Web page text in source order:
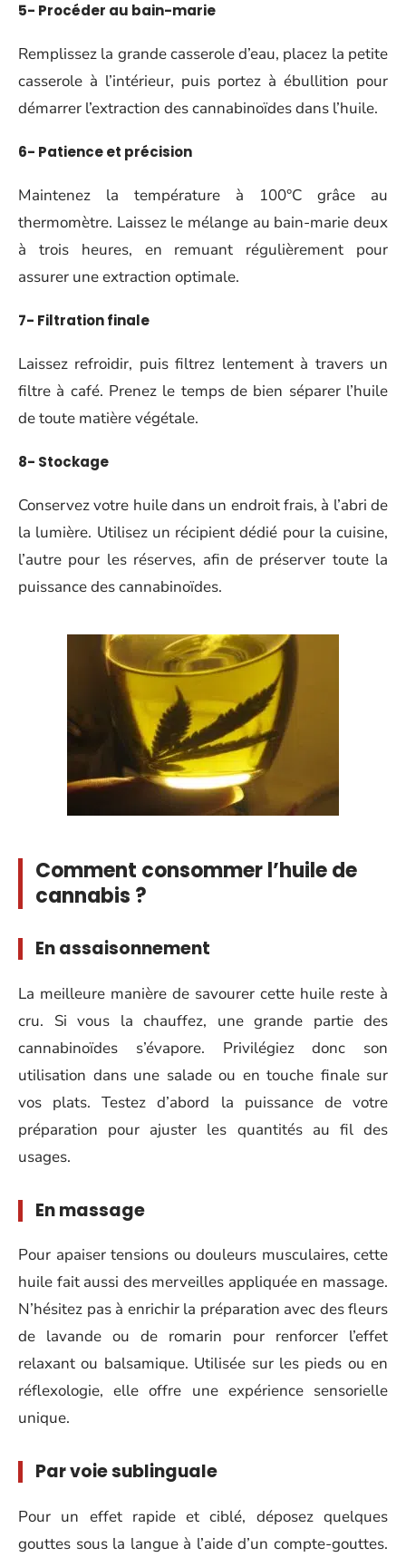
5- Procéder au bain-marie
Remplissez la grande casserole d’eau, placez la petite
casserole à l’intérieur, puis portez à ébullition pour
démarrer l’extraction des cannabinoïdes dans l’huile.
6- Patience et précision
Maintenez la température à 100°C grâce au
thermomètre. Laissez le mélange au bain-marie deux
à trois heures, en remuant régulièrement pour
assurer une extraction optimale.
7- Filtration finale
Laissez refroidir, puis filtrez lentement à travers un
filtre à café. Prenez le temps de bien séparer l’huile
de toute matière végétale.
8- Stockage
Conservez votre huile dans un endroit frais, à l’abri de
la lumière. Utilisez un récipient dédié pour la cuisine,
l’autre pour les réserves, afin de préserver toute la
puissance des cannabinoïdes.
Comment consommer l’huile de
cannabis ?
En assaisonnement
La meilleure manière de savourer cette huile reste à
cru. Si vous la chauffez, une grande partie des
cannabinoïdes s’évapore. Privilégiez donc son
utilisation dans une salade ou en touche finale sur
vos plats. Testez d’abord la puissance de votre
préparation pour ajuster les quantités au fil des
usages.
En massage
Pour apaiser tensions ou douleurs musculaires, cette
huile fait aussi des merveilles appliquée en massage.
N’hésitez pas à enrichir la préparation avec des fleurs
de lavande ou de romarin pour renforcer l’effet
relaxant ou balsamique. Utilisée sur les pieds ou en
réflexologie, elle offre une expérience sensorielle
unique.
Par voie sublinguale
Pour un effet rapide et ciblé, déposez quelques
gouttes sous la langue à l’aide d’un compte-gouttes.